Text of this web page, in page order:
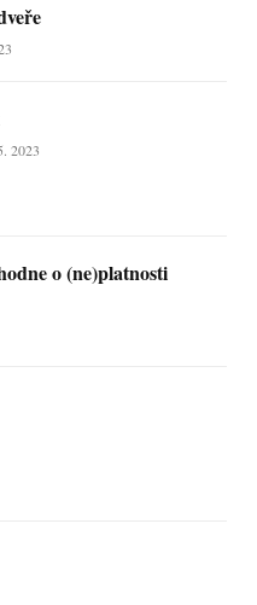
2023
o (ne)platnosti